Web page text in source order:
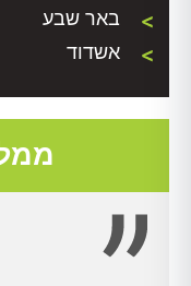
באר שבע
אשדוד